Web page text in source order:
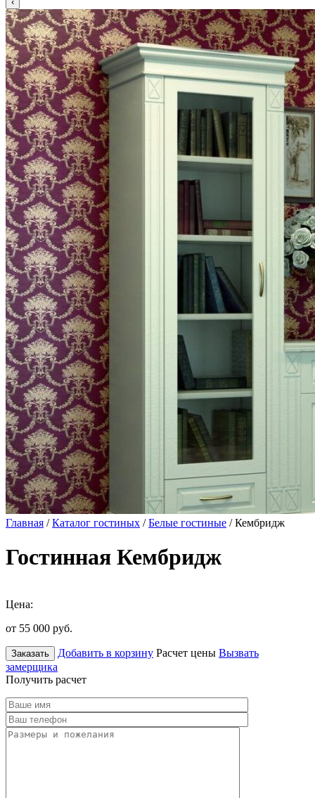
Главная /Каталог гостиных /Белые гостиные / Кембридж
Гостинная Кембридж
Цена:
от 55 000 руб.
Заказать Добавить в корзину Расчет цены Вызвать
замерщика
Получить расчет